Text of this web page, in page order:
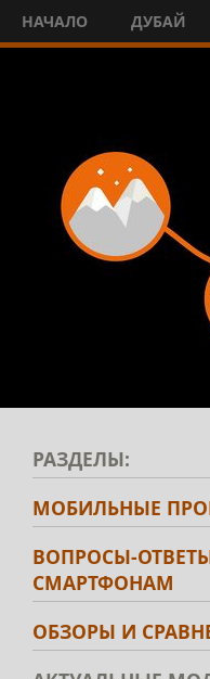
НАЧАЛО ДУБАЙ
РАЗДЕЛЫ:
МОБИЛЬНЫЕ
ВОПРОСЫ-
СМАРТФОНАМ
ОБЗОРЫ И